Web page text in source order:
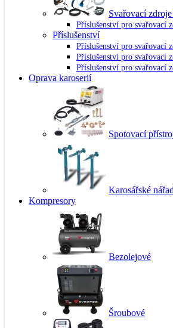
Svařovací
Příslušenství pro svařovací
Příslušenství
Příslušenství pro svařovací
Příslušenství pro svařovací
Příslušenství pro svařovací
Oprava karoserií
Spotovací
Karosářské
Kompresory
Bezolejové
Šroubové